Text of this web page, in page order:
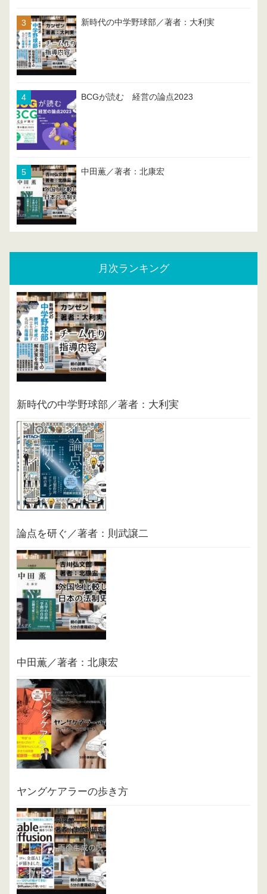
新時代の中学野球部／著者：大利実
BCGが読む 経営の論点2023
中田薫／著者：北康宏
月次ランキング
新時代の中学野球部／著者：大利実
論点を研ぐ／著者：則武譲二
中田薫／著者：北康宏
ヤングケアラーの歩き方